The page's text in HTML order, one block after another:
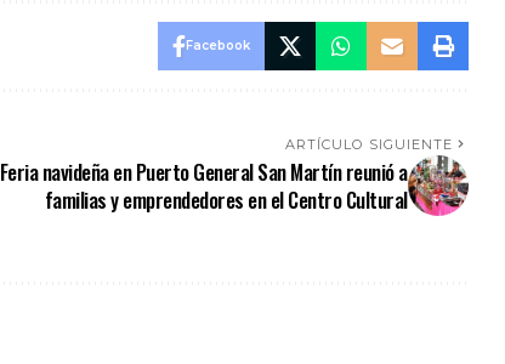
Facebook
ARTÍCULO SIGUIENTE
Feria navideña en Puerto General San Martín reunió a
familias y emprendedores en el Centro Cultural